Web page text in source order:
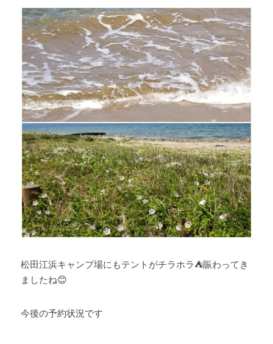
松田江浜キャンプ場にもテントがチラホラ⛺賑わってき
ましたね😊
今後の予約状況です